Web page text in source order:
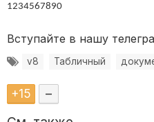
1234567890
Вступайте в нашу
v8 Табличный
+15 –